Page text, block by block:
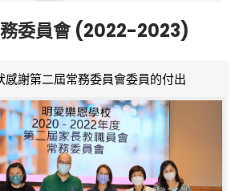
委員會 (2022-2023)
感謝第二屆常務委員會委員的付出